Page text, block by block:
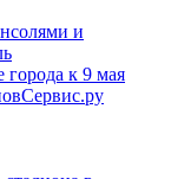
и
к 9 мая